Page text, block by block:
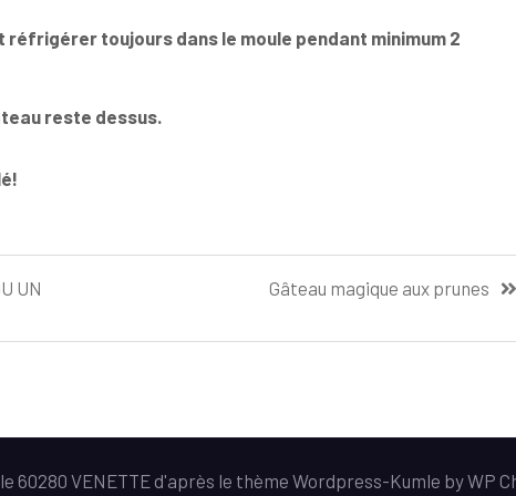
toujours dans le moule pendant minimum 2
reste dessus.
UN
Gâteau magique aux prunes
60280 VENETTE d'après le thème Wordpress-Kumle byWP